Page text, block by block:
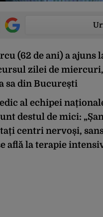
(62 de ani) a ajuns
zilei de
sa din București
al echipei
destul de mici:
centri nervoși,
află la terapie